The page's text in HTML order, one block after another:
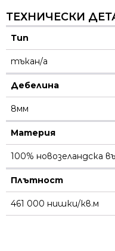
ТЕХНИЧЕСКИ
Тип
тъкан/а
Дебелина
8мм
Материя
100% новозеландска
Плътност
461 000 нишки/кв.м